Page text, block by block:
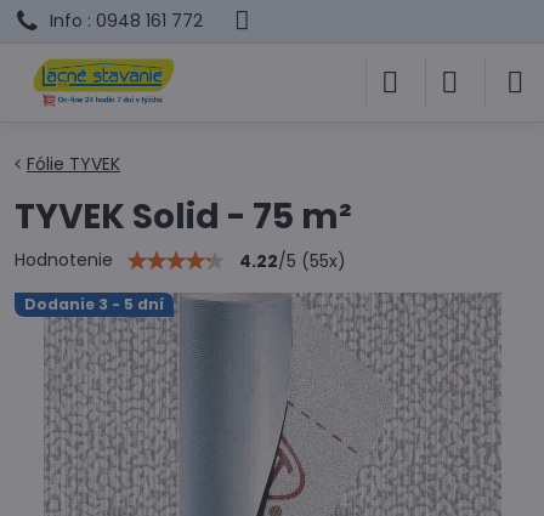
Info : 0948 161 772
Dodanie 3 - 5 dní
Fólie TYVEK
TYVEK Solid - 75 m²
Hodnotenie 4.22/5 (55x)